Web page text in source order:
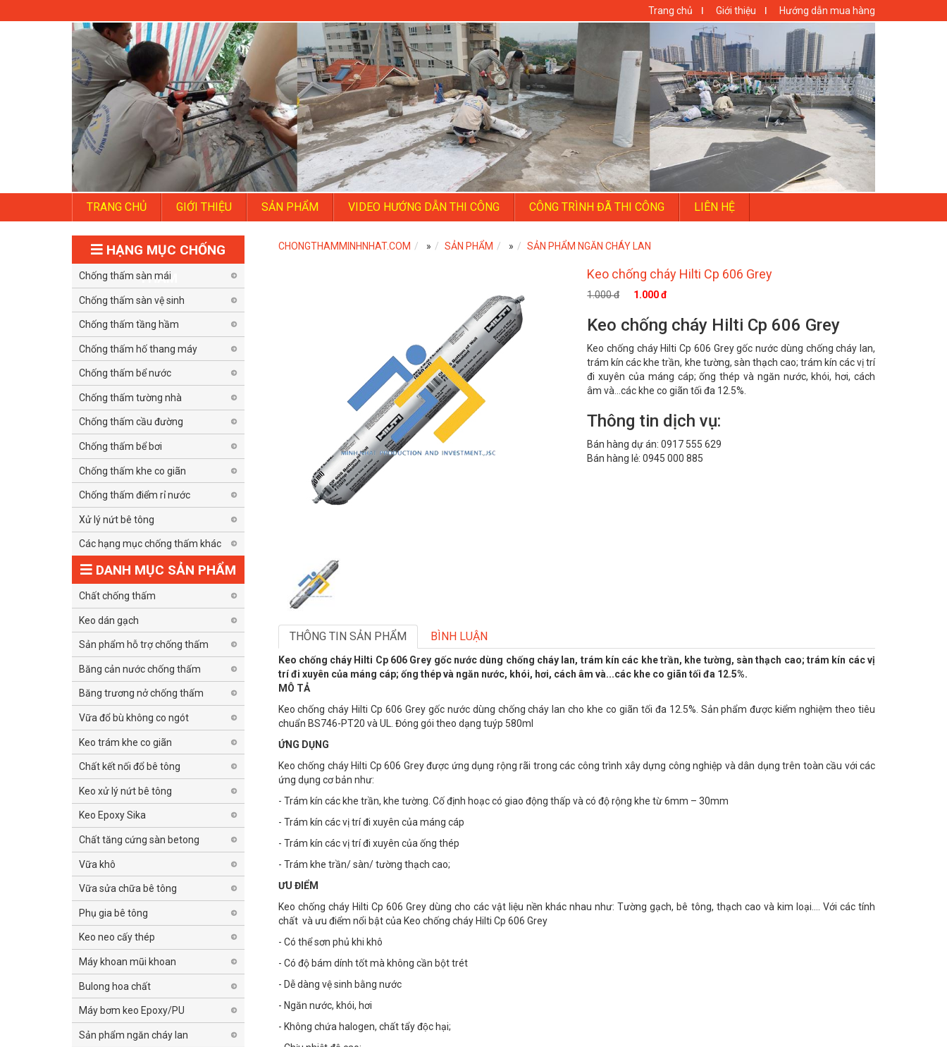
Trang chủ Giới thiệu Hướng dẫn mua hàng
TRANG CHỦ GIỚI THIỆU SẢN PHẨM VIDEO HƯỚNG DẪN THI CÔNG CÔNG TRÌNH ĐÃ THI CÔNG LIÊN HỆ
CHONGTHAMMINHNHAT.COM » SẢN PHẨM » SẢN PHẨM NGĂN CHÁY LAN
Keo chống cháy Hilti Cp 606 Grey
1.000 đ 1.000 đ
Keo chống cháy Hilti Cp 606 Grey
Keo chống cháy Hilti Cp 606 Grey gốc nước dùng chống cháy lan,
trám kín các khe trần, khe tường, sàn thạch cao; trám kín các vị trí
đi xuyên của máng cáp; ống thép và ngăn nước, khói, hơi, cách
âm và...các khe co giãn tối đa 12.5%.
Thông tin dịch vụ:
Bán hàng dự án: 0917 555 629
Bán hàng lẻ: 0945 000 885
THÔNG TIN SẢN PHẨM BÌNH LUẬN
Keo chống cháy Hilti Cp 606 Grey gốc nước dùng chống cháy lan, trám kín các khe trần, khe tường, sàn thạch cao; trám kín các vị
trí đi xuyên của máng cáp; ống thép và ngăn nước, khói, hơi, cách âm và...các khe co giãn tối đa 12.5%.
MÔ TẢ
Keo chống cháy Hilti Cp 606 Grey gốc nước dùng chống cháy lan cho khe co giãn tối đa 12.5%. Sản phẩm được kiểm nghiệm theo tiêu
chuẩn BS746-PT20 và UL. Đóng gói theo dạng tuýp 580ml
ỨNG DỤNG
Keo chống cháy Hilti Cp 606 Grey được ứng dụng rộng rãi trong các công trình xây dựng công nghiệp và dân dụng trên toàn cầu với các
ứng dụng cơ bản như:
- Trám kín các khe trần, khe tường. Cố định hoạc có giao động thấp và có độ rộng khe từ 6mm – 30mm
- Trám kín các vị trí đi xuyên của máng cáp
- Trám kín các vị trí đi xuyên của ống thép
- Trám khe trần/ sàn/ tường thạch cao;
ƯU ĐIỂM
Keo chống cháy Hilti Cp 606 Grey dùng cho các vật liệu nền khác nhau như: Tường gạch, bê tông, thạch cao và kim loại…. Với các tính
chất và ưu điểm nổi bật của Keo chống cháy Hilti Cp 606 Grey
- Có thể sơn phủ khi khô
- Có độ bám dính tốt mà không cần bột trét
- Dễ dàng vệ sinh bằng nước
- Ngăn nước, khói, hơi
- Không chứa halogen, chất tẩy độc hại;
HẠNG MỤC CHỐNG
THẤM
Chống thấm sàn mái
Chống thấm sàn vệ sinh
Chống thấm tầng hầm
Chống thấm hố thang máy
Chống thấm bể nước
Chống thấm tường nhà
Chống thấm cầu đường
Chống thấm bể bơi
Chống thấm khe co giãn
Chống thấm điểm rỉ nước
Xử lý nứt bê tông
Các hạng mục chống thấm khác
DANH MỤC SẢN PHẨM
Chất chống thấm
Keo dán gạch
Sản phẩm hỗ trợ chống thấm
Băng cản nước chống thấm
Băng trương nở chống thấm
Vữa đổ bù không co ngót
Keo trám khe co giãn
Chất kết nối đổ bê tông
Keo xử lý nứt bê tông
Keo Epoxy Sika
Chất tăng cứng sàn betong
Vữa khô
Vữa sửa chữa bê tông
Phụ gia bê tông
Keo neo cấy thép
Máy khoan mũi khoan
Bulong hoa chất
Máy bơm keo Epoxy/PU
Sản phẩm ngăn cháy lan